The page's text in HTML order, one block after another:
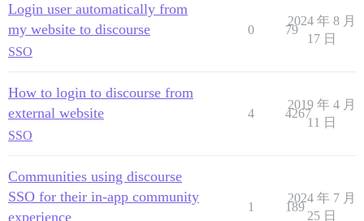
Login user automatically from
my website to discourse
SSO
0 79
2024 年 8 月
17 日
How to login to discourse from
external website
SSO
4 4267
2019 年 4 月
11 日
Communities using discourse
SSO for their in-app community
experience
1 189
2024 年 7 月
25 日